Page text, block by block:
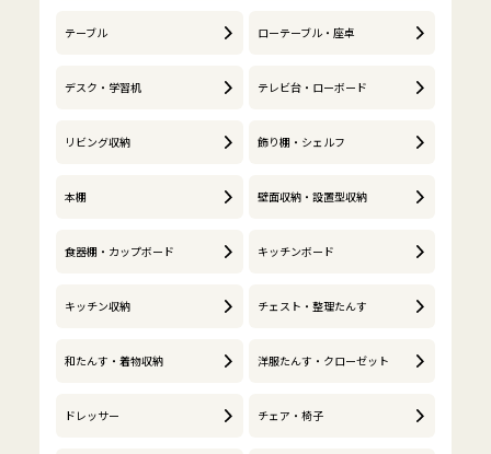
テーブル ローテーブル・座卓
デスク・学習机 テレビ台・ローボード
リビング収納 飾り棚・シェルフ
本棚 壁面収納・設置型収納
食器棚・カップボード キッチンボード
キッチン収納 チェスト・整理たんす
和たんす・着物収納 洋服たんす・クローゼット
ドレッサー チェア・椅子